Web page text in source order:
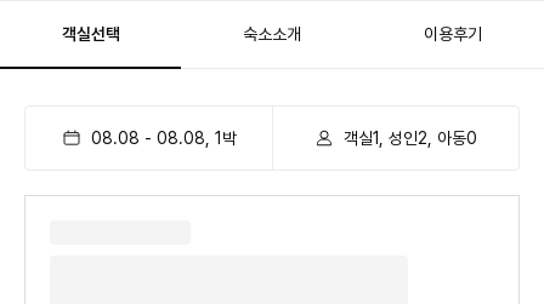
객실선택 숙소소개 이용후기
08.08 - 08.08 1 박 객실1, 성인2, 아동0